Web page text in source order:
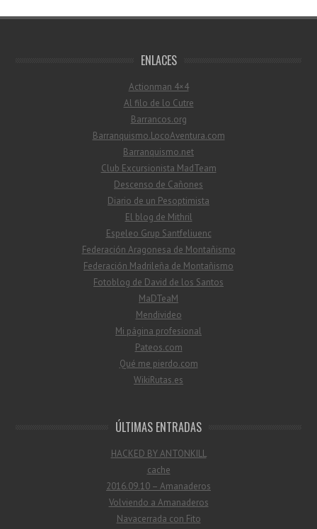
ENLACES
Actionman 4×4
Al filo de lo Cutre
Barrancos.org
Barranquismo.LocoAventura.com
Barranquismo.net
Club Excursionista MadTeam
Descenso de Cañones
Diario de un Pesoptimista
El blog de Mithril
Espeleo Grup Santfeliuenc
Federación Aragonesa de Montañismo
Federación Madrileña de Montañismo
Fotoblog de David de los Santos
MaDTeaM
Mendivideo
Mi página profesional
Pateos.com
Qué me pierdo.com
WikiRutas.es
ÚLTIMAS ENTRADAS
HACKED BY ANTONKILL
cache
2016.09.10 – Amanaderos
Volviendo a Amanaderos
Navacerrada con Fito